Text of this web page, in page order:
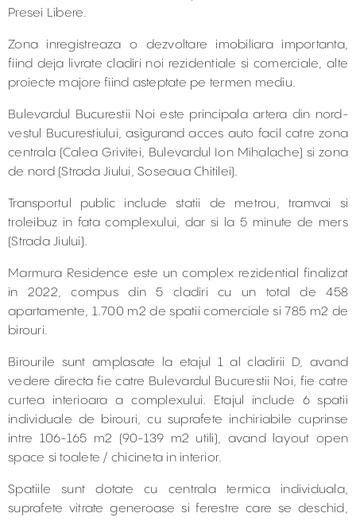
Presei Libere.
Zona inregistreaza o dezvoltare imobiliara importanta,
fiind deja livrate cladiri noi rezidentiale si comerciale, alte
proiecte majore fiind asteptate pe termen mediu.
Bulevardul Bucurestii Noi este principala artera din nord-
vestul Bucurestiului, asigurand acces auto facil catre zona
centrala (Calea Grivitei, Bulevardul Ion Mihalache) si zona
de nord (Strada Jiului, Soseaua Chitilei).
Transportul public include statii de metrou, tramvai si
troleibuz in fata complexului, dar si la 5 minute de mers
(Strada Jiului).
Marmura Residence este un complex rezidential finalizat
in 2022, compus din 5 cladiri cu un total de 458
apartamente, 1.700 m2 de spatii comerciale si 785 m2 de
birouri.
Birourile sunt amplasate la etajul 1 al cladirii D, avand
vedere directa fie catre Bulevardul Bucurestii Noi, fie catre
curtea interioara a complexului. Etajul include 6 spatii
individuale de birouri, cu suprafete inchiriabile cuprinse
intre 106-165 m2 (90-139 m2 utili), avand layout open
space si toalete / chicineta in interior.
Spatiile sunt dotate cu centrala termica individuala,
suprafete vitrate generoase si ferestre care se deschid,